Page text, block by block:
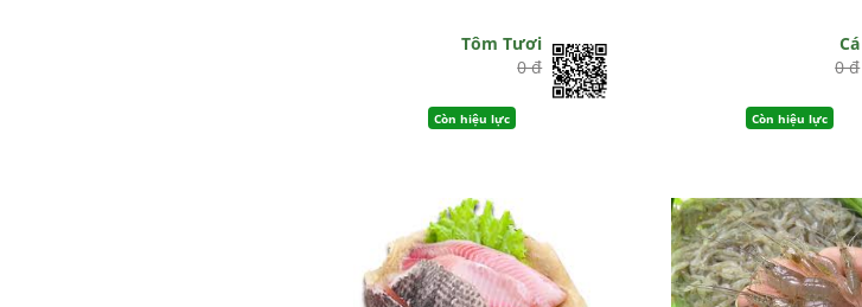
Tôm Tươi
0 đ
Còn hiệu lực
Cá
0 đ
Còn hiệu lực